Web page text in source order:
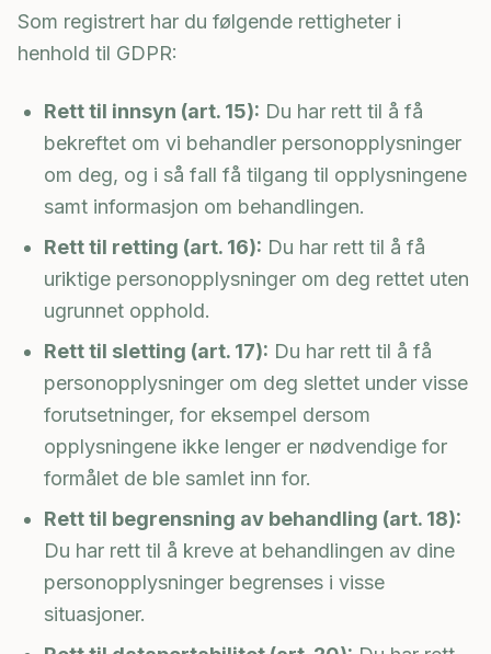
Som registrert har du følgende rettigheter i
henhold til GDPR:
Rett til innsyn (art. 15): Du har rett til å få
bekreftet om vi behandler personopplysninger
om deg, og i så fall få tilgang til opplysningene
samt informasjon om behandlingen.
Rett til retting (art. 16): Du har rett til å få
uriktige personopplysninger om deg rettet uten
ugrunnet opphold.
Rett til sletting (art. 17): Du har rett til å få
personopplysninger om deg slettet under visse
forutsetninger, for eksempel dersom
opplysningene ikke lenger er nødvendige for
formålet de ble samlet inn for.
Rett til begrensning av behandling (art. 18):
Du har rett til å kreve at behandlingen av dine
personopplysninger begrenses i visse
situasjoner.